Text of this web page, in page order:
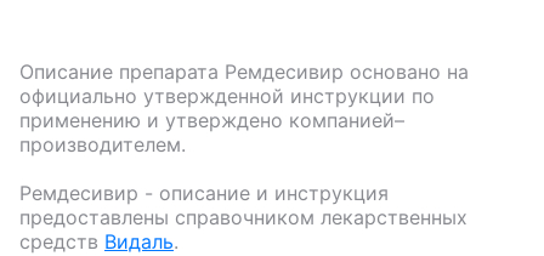
Описание препарата Ремдесивир основано на
официально утвержденной инструкции по
применению и утверждено компанией–
производителем.
Ремдесивир - описание и инструкция
предоставлены справочником лекарственных
средств Видаль.